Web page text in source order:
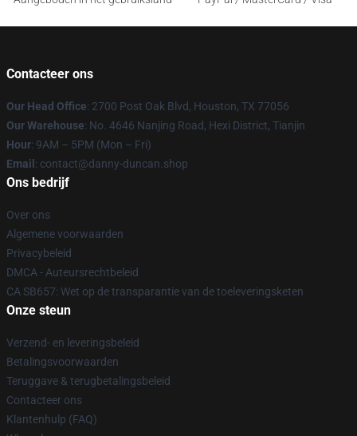
Contacteer ons
Our Head Office: 2700 Post Oak Blvd, Houston, TX 77056
Our Warehouse: No. 4646 Nanjing Road, Hexi District, Tianjin
Hour: 9AM – 5PM (Mon – Fri)
Email : contact@danny-duncan.shop
Ons bedrijf
Over ons
Algemene voorwaarden
Privacybeleid
DMCA - Auteursrechtbeleid
CA SB657: Wet op de transparantie van de toeleveringsketen
Onze steun
Verzend- en leveringsbeleid
Betalingsvoorwaarden
Teruggave & terugbetalingsbeleid
Contacteer ons
Klantenhulp (FAQ)